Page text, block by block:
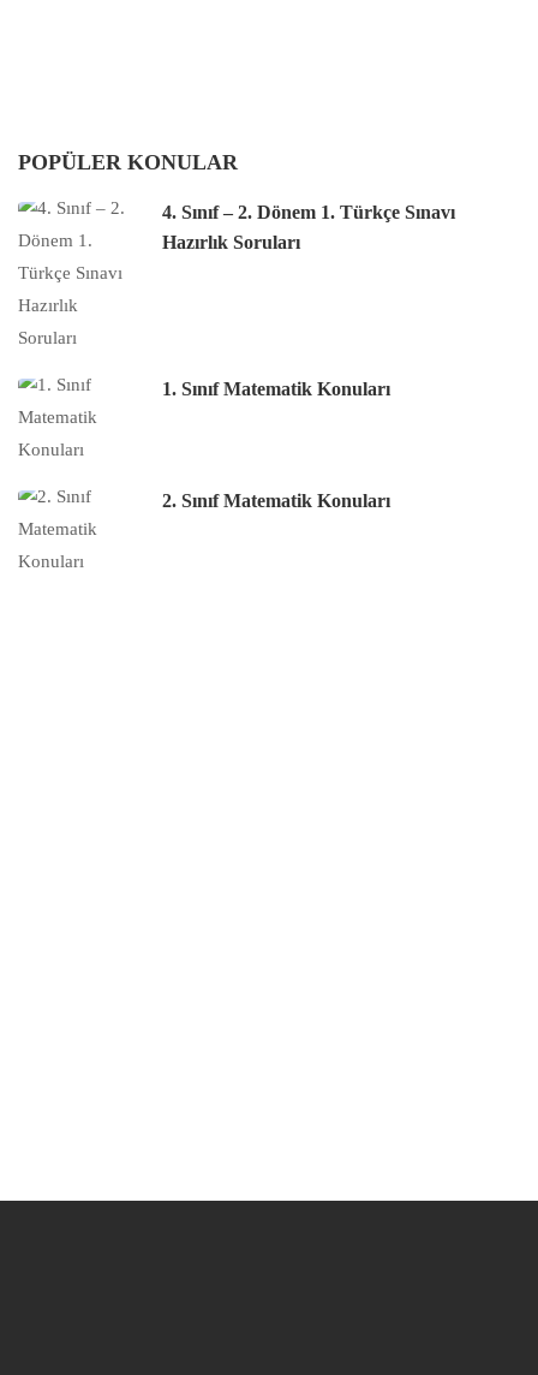
POPÜLER KONULAR
4. Sınıf – 2. Dönem 1. Türkçe Sınavı
Hazırlık Soruları
1. Sınıf Matematik Konuları
2. Sınıf Matematik Konuları